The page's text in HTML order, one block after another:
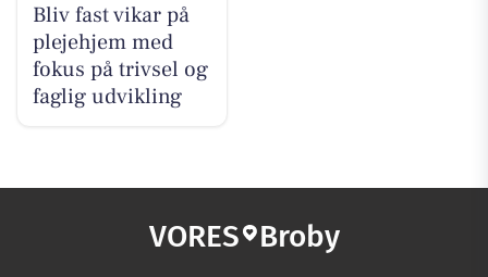
Bliv fast vikar på
plejehjem med
fokus på trivsel og
faglig udvikling
VORES Broby